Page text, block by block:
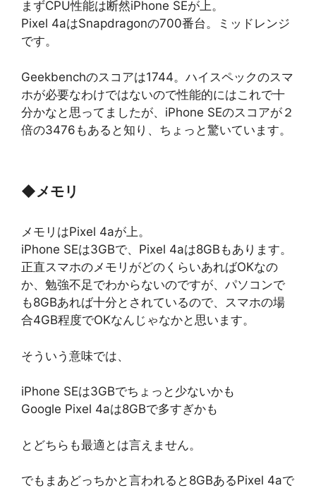
まずCPU性能は断然iPhone SEが上。
Pixel 4aはSnapdragonの700番台。ミッドレンジ
です。
Geekbenchのスコアは1744。ハイスペックのスマ
ホが必要なわけではないので性能的にはこれで十
分かなと思ってましたが、iPhone SEのスコアが２
倍の3476もあると知り、ちょっと驚いています。
◆メモリ
メモリはPixel 4aが上。
iPhone SEは3GBで、Pixel 4aは8GBもあります。
正直スマホのメモリがどのくらいあればOKなの
か、勉強不足でわからないのですが、パソコンで
も8GBあれば十分とされているので、スマホの場
合4GB程度でOKなんじゃなかと思います。
そういう意味では、
iPhone SEは3GBでちょっと少ないかも
Google Pixel 4aは8GBで多すぎかも
とどちらも最適とは言えません。
でもまあどっちかと言われると8GBあるPixel 4aで